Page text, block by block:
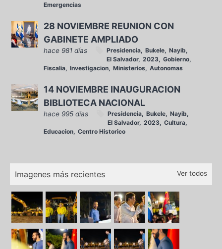
Emergencias
28 NOVIEMBRE REUNION CON
GABINETE AMPLIADO
hace 981 días Presidencia Bukele Nayib
El Salvador 2023 Gobierno
Fiscalia Investigacion Ministerios Autonomas
14 NOVIEMBRE INAUGURACION
BIBLIOTECA NACIONAL
hace 995 días Presidencia Bukele Nayib
El Salvador 2023 Cultura
Educacion Centro Historico
Ver todos
Imagenes más recientes